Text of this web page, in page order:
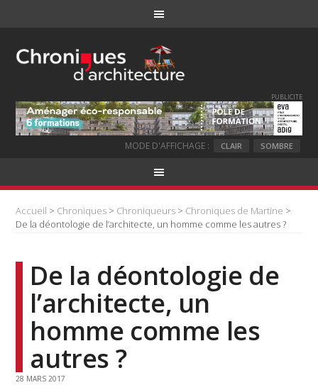
PUBLICITE
MODE D'AFFICHAGE : CLAIR SOMBRE
Accueil > Chroniques > Chroniqueurs > Chroniques de Martine >
De la déontologie de l’architecte, un homme comme les autres ?
De la déontologie de
l’architecte, un
homme comme les
autres ?
28 MARS 2017